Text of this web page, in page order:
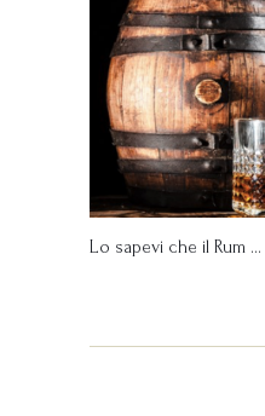
Lo sapevi che il Rum …